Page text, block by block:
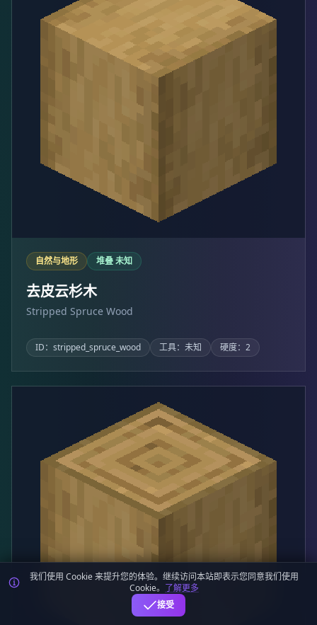
自然与地形 堆叠 未知
去皮云杉木
Stripped Spruce Wood
ID：stripped_spruce_wood 工具：未知 硬度：2
我们使用 Cookie 来提升您的体验。继续访问本站即表示您同意我们使用
Cookie。 了解更多
接受